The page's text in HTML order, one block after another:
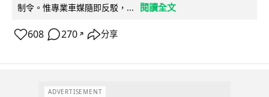
制令。惟專業車媒隨即反駁，...
閱讀全文
608 270 ↗ 分享
ADVERTISEMENT